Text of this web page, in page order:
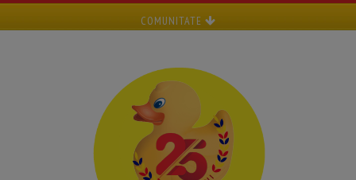
COMUNITATE